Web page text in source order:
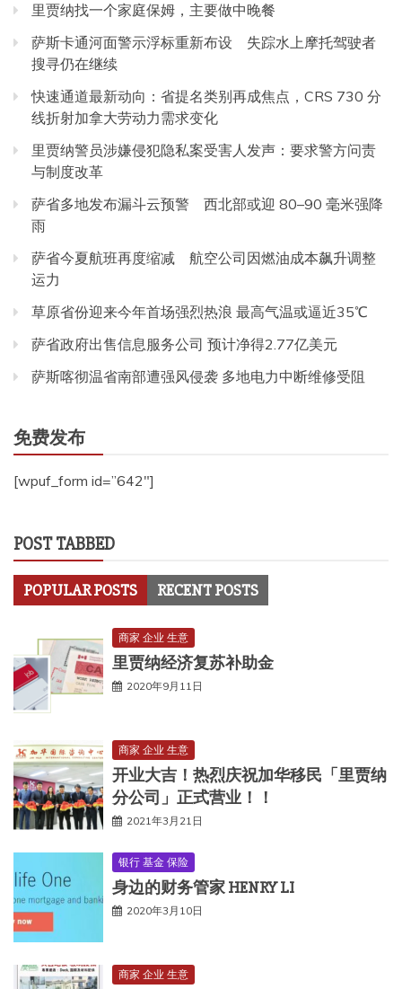
里贾纳找一个家庭保姆，主要做中晚餐
萨斯卡通河面警示浮标重新布设 失踪水上摩托驾驶者
搜寻仍在继续
快速通道最新动向：省提名类别再成焦点，CRS 730 分
线折射加拿大劳动力需求变化
里贾纳警员涉嫌侵犯隐私案受害人发声：要求警方问责
与制度改革
萨省多地发布漏斗云预警 西北部或迎 80–90 毫米强降
雨
萨省今夏航班再度缩减 航空公司因燃油成本飙升调整
运力
草原省份迎来今年首场强烈热浪 最高气温或逼近35℃
萨省政府出售信息服务公司 预计净得2.77亿美元
萨斯喀彻温省南部遭强风侵袭 多地电力中断维修受阻
免费发布
[wpuf_form id=”642″]
POST TABBED
POPULAR POSTS RECENT POSTS
商家 企业 生意
里贾纳经济复苏补助金
2020年9月11日
商家 企业 生意
开业大吉！热烈庆祝加华移民「里贾纳
分公司」正式营业！！
2021年3月21日
银行 基金 保险
身边的财务管家 HENRY LI
2020年3月10日
商家 企业 生意